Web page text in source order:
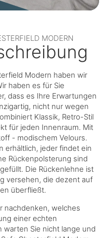
MODERN
Modern haben wir
haben es für Sie
dass es Ihre Erwartungen
nicht nur wegen
Klassik, Retro-Stil
für jeden Innenraum. Mit
- modischem Velours.
erhältlich, jeder findet ein
Rückenpolsterung sind
Die Rückenlehne ist
versehen, die dezent auf
überfließt.
nachdenken, welches
einer echten
warten Sie nicht lange und